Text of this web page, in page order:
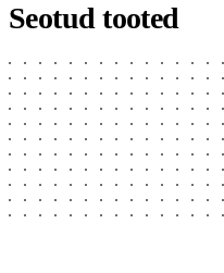
Seotud tooted